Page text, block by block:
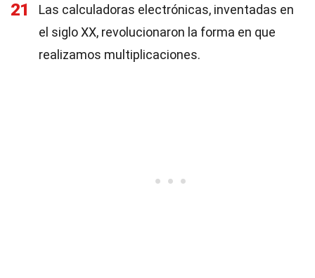
21
Las calculadoras electrónicas, inventadas en
el siglo XX, revolucionaron la forma en que
realizamos multiplicaciones.